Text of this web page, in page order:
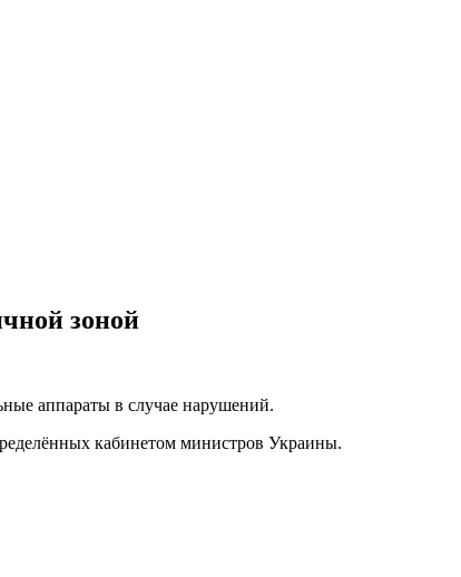
зоной
аппараты в случае нарушений.
кабинетом министров Украины.